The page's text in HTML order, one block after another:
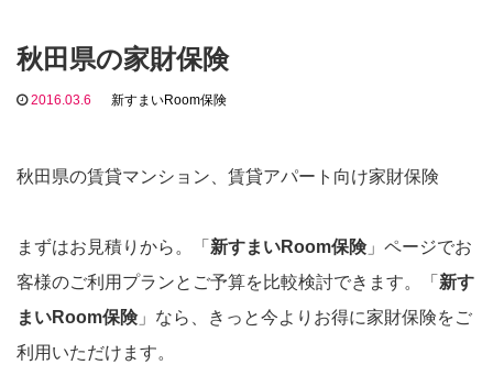
秋田県の家財保険
2016.03.6 新すまいRoom保険
秋田県の賃貸マンション、賃貸アパート向け家財保険
まずはお見積りから。「 新すまいRoom保険」ページでお
客様のご利用プランとご予算を比較検討できます。「 新す
まいRoom保険」なら、きっと今よりお得に家財保険をご
利用いただけます。